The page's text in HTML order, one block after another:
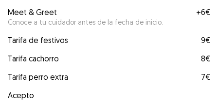
Meet & Greet
Conoce a tu cuidador antes de la fecha de inicio.
+6€
Tarifa de festivos
9€
Tarifa cachorro
8€
Tarifa perro extra
7€
Acepto